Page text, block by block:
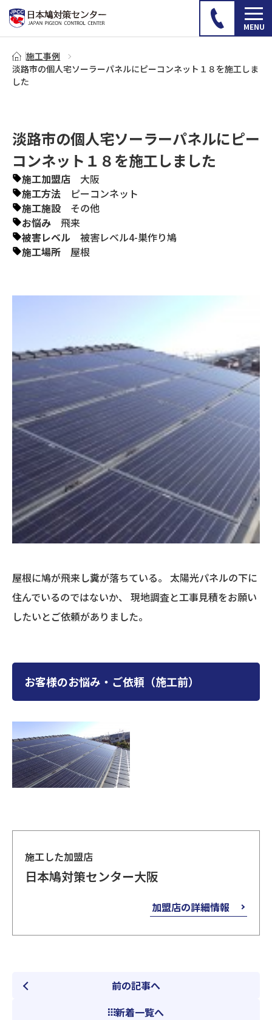
施工事例
淡路市の個人宅ソーラーパネルにピーコンネット１８を施工しま
した
淡路市の個人宅ソーラーパネルにピー
コンネット１８を施工しました
施工加盟店
大阪
施工方法
ピーコンネット
施工施設
その他
お悩み
飛来
被害レベル
被害レベル4-巣作り鳩
施工場所
屋根
屋根に鳩が飛来し糞が落ちている。 太陽光パネルの下に
住んでいるのではないか、 現地調査と工事見積をお願い
したいとご依頼がありました。
お客様のお悩み・ご依頼（施工前）
施工した加盟店
日本鳩対策センター大阪
加盟店の詳細情報
前の記事へ
新着一覧へ